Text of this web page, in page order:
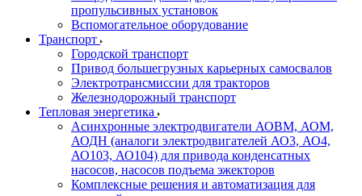
пропульсивных установок
Вспомогательное оборудование
Транспорт
Городской транспорт
Привод большегрузных карьерных самосвалов
Электротрансмиссии для тракторов
Железнодорожный транспорт
Тепловая энергетика
Асинхронные электродвигатели АОВМ, АОМ,
АОДН (аналоги электродвигателей АО3, АО4,
АО103, АО104) для привода конденсатных
насосов, насосов подъема эжекторов
Комплексные решения и автоматизация для